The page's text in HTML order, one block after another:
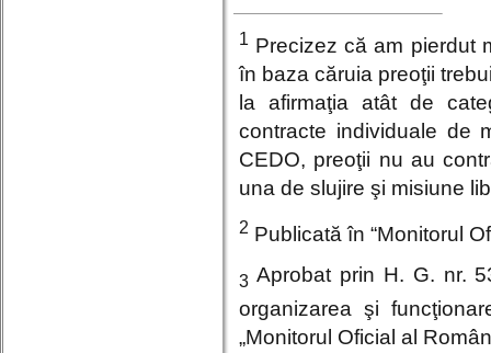
1 Precizez că am pierdut
în baza căruia preoţii
la afirmaţia atât de
contracte individuale de
CEDO, preoţii nu au
una de slujire şi misiune
2 Publicată în “Monitorul
3 Aprobat prin H. G. nr.
organizarea şi
„Monitorul Oficial al